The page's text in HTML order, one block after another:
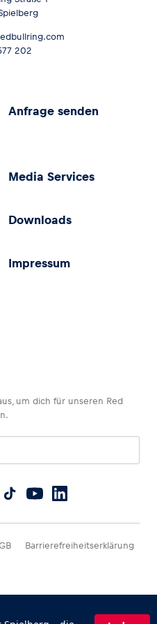
202
Anfrage senden
Media Services
Downloads
Impressum
um dich für unseren Red
Barrierefreiheitserklärung